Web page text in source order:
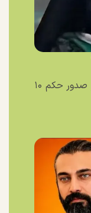
پرونده جنجالی «کلثوم اکبری» پس از صدور حکم ۱۰